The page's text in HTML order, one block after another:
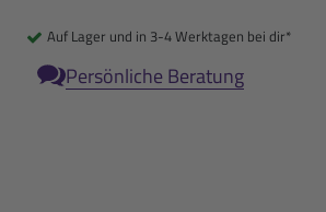
Auf Lager und in 3-4 Werktagen bei dir*
Persönliche Beratung